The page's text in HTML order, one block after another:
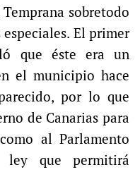
sobretodo
El primer
que éste era un
el municipio hace
por lo que
de Canarias para
al Parlamento
ley que permitirá